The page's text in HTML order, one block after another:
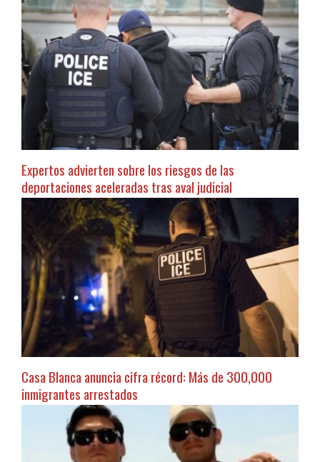
Expertos advierten sobre los riesgos de las
deportaciones aceleradas tras aval judicial
Casa Blanca anuncia cifra récord: Más de 300,000
inmigrantes arrestados